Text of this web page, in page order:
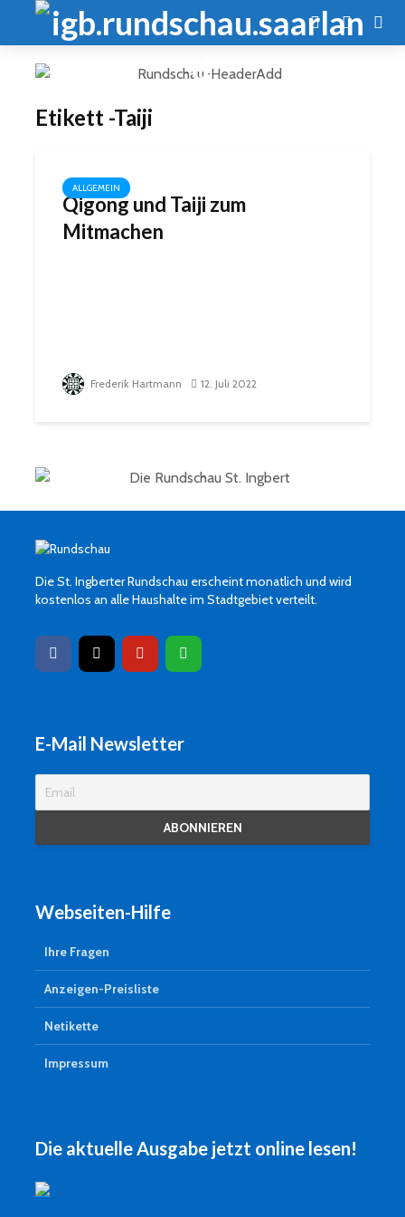
Etikett -Taiji
ALLGEMEIN
Qigong und Taiji zum
Mitmachen
Frederik Hartmann 12. Juli 2022
Die St. Ingberter Rundschau erscheint monatlich und wird
kostenlos an alle Haushalte im Stadtgebiet verteilt.
E-Mail Newsletter
Webseiten-Hilfe
Ihre Fragen
Anzeigen-Preisliste
Netikette
Impressum
Die aktuelle Ausgabe jetzt online lesen!